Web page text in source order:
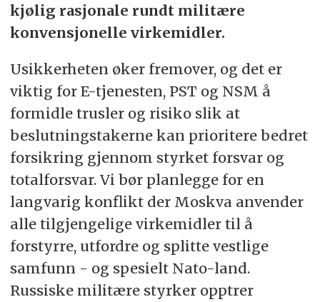
kjølig rasjonale rundt militære
konvensjonelle virkemidler.
Usikkerheten øker fremover, og det er
viktig for E-tjenesten, PST og NSM å
formidle trusler og risiko slik at
beslutningstakerne kan prioritere bedret
forsikring gjennom styrket forsvar og
totalforsvar. Vi bør planlegge for en
langvarig konflikt der Moskva anvender
alle tilgjengelige virkemidler til å
forstyrre, utfordre og splitte vestlige
samfunn - og spesielt Nato-land.
Russiske militære styrker opptrer